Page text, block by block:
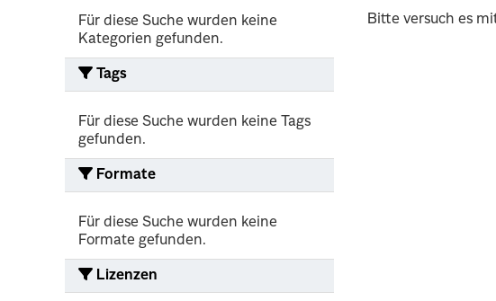
Für diese Suche wurden keine
Kategorien gefunden.
Tags
Für diese Suche wurden keine Tags
gefunden.
Formate
Für diese Suche wurden keine
Formate gefunden.
Lizenzen
Bitte versuch es